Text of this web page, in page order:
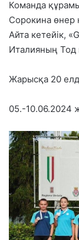
Команда
Сорокина өнер
Айта кетейік,
Италияның Тод
Жарысқа 20
05.-10.06.2024